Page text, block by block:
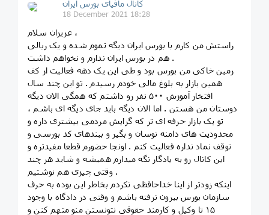
کانال مافیای بورس ایران
18 December 2021 18:28
عزیزان سلام ،
راستش من کارم با بورس ایران دیگه تموم شده و یک ریالی
هم در بورس ایران ندارم و نخواهم داشت .
زمین خاکی من بورس بود و طی این یک دهه فعالیت از کف
همین بازار به بلوغ مالی خودم رسیدم . تو این چند سال
افتخار آموزش ۵۰۰ نفر رو داشتم که همگی الان دیگه
دوستان من هستن . اما الان دیگه باید جای دیگه ای باشم ،
تو یک بازار حرفه ای تر که گرایش مردمی بیشتری داره و
محدودیت های دامنه نوسان و بگیر و ببندهای کد بورسی و
توقف نماد نداره فعالیت کنم . اونجا حضورم قطعا مفیدتره و
این کانال رو به یادگار نگه میدارم همیشه و شاید هر چند
وقتی چیزی هم نوشتیم .
اینکه زودتر از اینا خداحافظی نکردم بخاطر این بوده به حرف
سازمان بورس بیرون نرفته باشم و وقتی در دادگاه با وجود
۱۵ تا وکیل و کارمند حقوقی نتونستن منو متهم کنن و